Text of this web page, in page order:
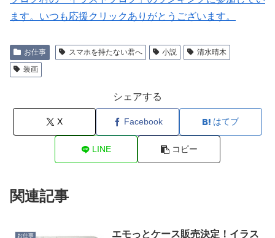
ます。いつも応援クリックありがとうございます。
お仕事 スマホを持たない君へ 小説
清水晴木
装画
シェアする
X Facebook はてブ
LINE コピー
関連記事
お仕事
エモっとケース販売決定！イラス